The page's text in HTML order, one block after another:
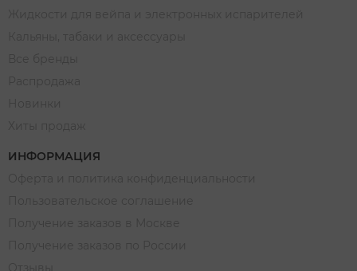
ИНФОРМАЦИЯ